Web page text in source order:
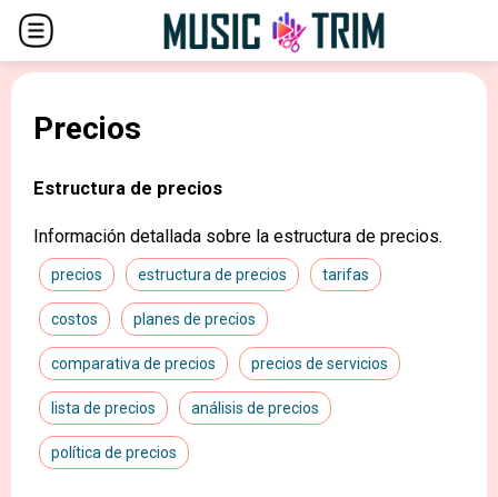
Precios
Estructura de precios
Información detallada sobre la estructura de precios.
precios estructura de precios tarifas
costos planes de precios
comparativa de precios precios de servicios
lista de precios análisis de precios
política de precios